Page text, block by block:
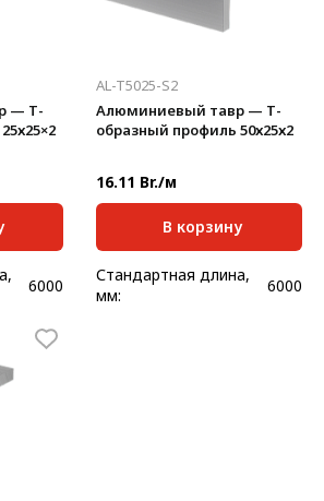
— Т-
6000
25
AL-T5025-S2
Алюминиевый тавр — Т-
образный профиль 50х25х2
16.11 Br./м
В корзину
Стандартная длина,
мм:
6000